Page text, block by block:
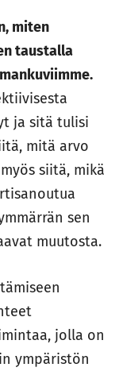
miten
taustalla
ja sitä tulisi
mitä arvo
siitä, mikä
sen
muutosta.
jolla on
ympäristön